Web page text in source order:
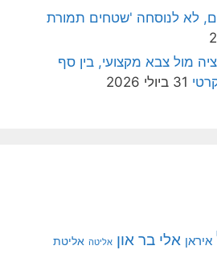
לא לנוסחה 'שטחים תמורת
מול צבא מקצועי, בין סף
31 ביולי 2026
איראן אלי בר און אליטה אליטת